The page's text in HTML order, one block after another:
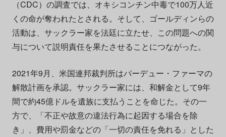
（CDC）の調査では、オキシコンチン中毒で100万人近
くの命が奪われたとされる。そして、ゴールディンらの
活動は、サックラー家を法廷に立たせ、この問題への関
与について説明責任を果たさせることにつながった。
2021年9月、米国連邦裁判所はパーデュー・ファーマの
解散計画を承認。サックラー家には、和解金として9年
間で約45億ドルを遺族に支払うことを命じた。その一
方で、「不正や故意の違法行為に起因する場合を除
き」、費用や罰金などの「一切の責任を免れる」とした